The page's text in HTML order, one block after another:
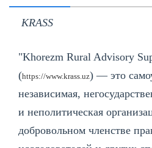
KRASS
"Khorezm Rural Advisory
(https://www.krass.uz) — это
независимая,
и неполитическая
добровольном членстве